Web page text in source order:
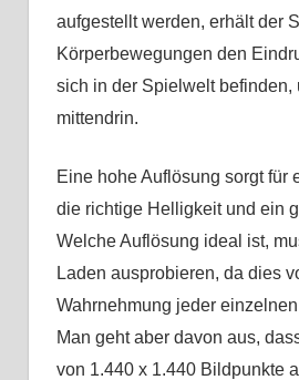
aufgestellt werden, erhält der
Körperbewegungen den
sich in der Spielwelt befinden,
mittendrin.
Eine hohe Auflösung sorgt für
die richtige Helligkeit und ein
Welche Auflösung ideal ist,
Laden ausprobieren, da dies
Wahrnehmung jeder
Man geht aber davon aus,
von 1.440 x 1.440 Bildpunkte